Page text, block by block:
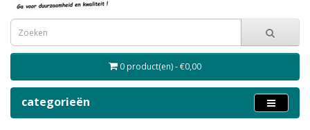
0 product(en) - €0,00
categorieën